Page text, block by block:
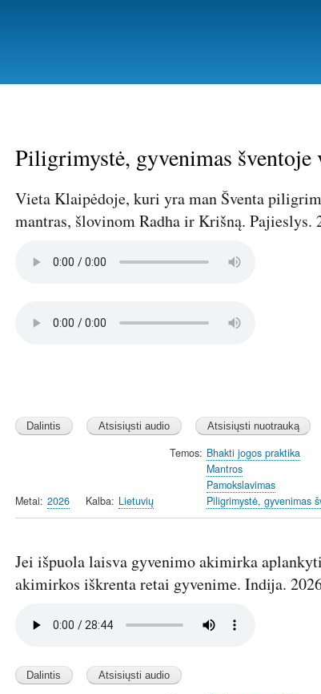
Piligrimystė, gyvenimas šventoje
Vieta Klaipėdoje, kuri yra man Šventa
mantras, šlovinom Radha ir Krišną. Pajieslys.
Metai 2026 Kalba Lietuvių
Temos Bhakti jogos praktika
Mantros
Pamokslavimas
Piligrimystė, gyvenimas
Jei išpuola laisva gyvenimo akimirka
akimirkos iškrenta retai gyvenime. Indija.